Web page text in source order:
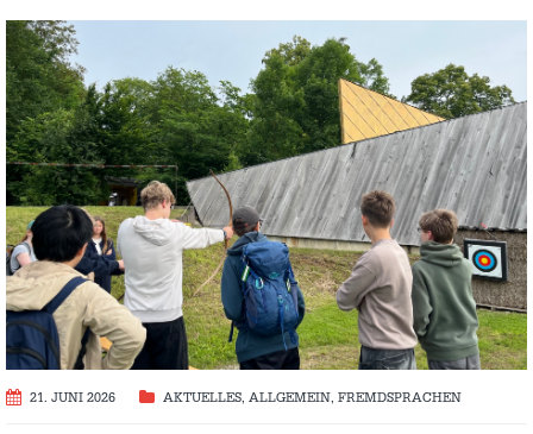
21. JUNI 2026 AKTUELLES, ALLGEMEIN, FREMDSPRACHEN